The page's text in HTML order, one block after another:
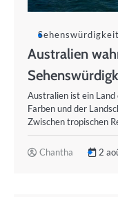
Australien
Australien ist ein
Farben und der
Zwischen tropischen
Chantha 2